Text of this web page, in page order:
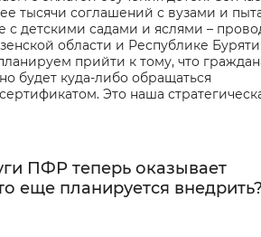
тысячи соглашений с вузами и
с детскими садами и яслями –
области и Республике
прийти к тому, что
будет куда-либо обращаться
Это наша
ПФР теперь оказывает
еще планируется